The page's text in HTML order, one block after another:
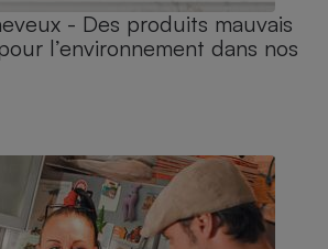
- Des produits mauvais
l’environnement dans nos